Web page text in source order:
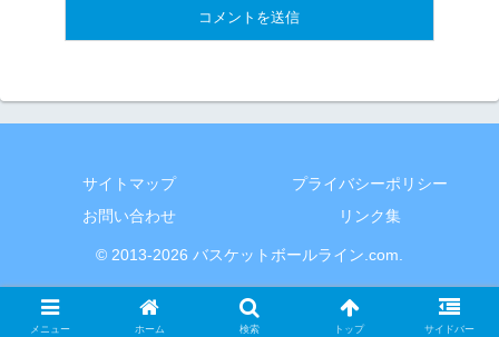
サイトマップ
プライバシーポリシー
お問い合わせ
リンク集
© 2013-2026 バスケットボールライン.com.
メニュー ホーム 検索 トップ サイドバー